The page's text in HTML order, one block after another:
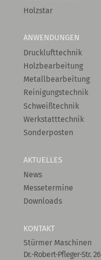
Holzstar
ANWENDUNGEN
Drucklufttechnik
Holzbearbeitung
Metallbearbeitung
Reinigungstechnik
Schweißtechnik
Werkstatttechnik
Sonderposten
AKTUELLES
News
Messetermine
Downloads
KONTAKT
Stürmer Maschinen
Dr.-Robert-Pfleger-Str. 26